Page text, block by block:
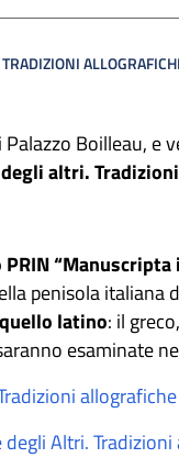
Palazzo Boilleau,
altri.
penisola italiana
latino: il
esaminate
Altri.